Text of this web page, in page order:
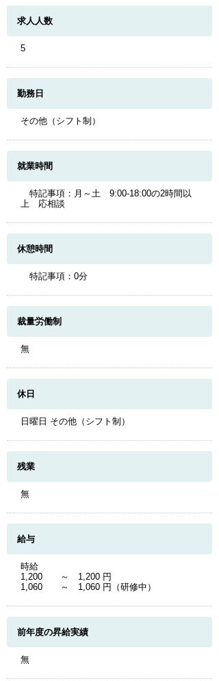
求人人数
5
勤務日
その他（シフト制）
就業時間
特記事項：月～土 9:00-18:00の2時間以
上 応相談
休憩時間
特記事項：0分
裁量労働制
無
休日
日曜日 その他（シフト制）
残業
無
給与
時給
1,200 ～ 1,200 円
1,060 ～ 1,060 円（研修中）
前年度の昇給実績
無